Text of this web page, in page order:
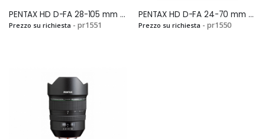
PENTAX HD D-FA 28-105 mm F.3.5-5.6 ED DC WRSi
Prezzo su richiesta - pr1551
PENTAX HD D-FA 24-70 mm F.2.8 ED SDM WRSi
Prezzo su richiesta - pr1550